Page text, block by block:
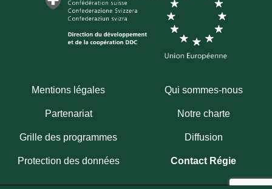
Mentions légales Qui sommes-nous
Partenariat Notre charte
Grille des programmes Diffusion
Protection des données Contact Régie